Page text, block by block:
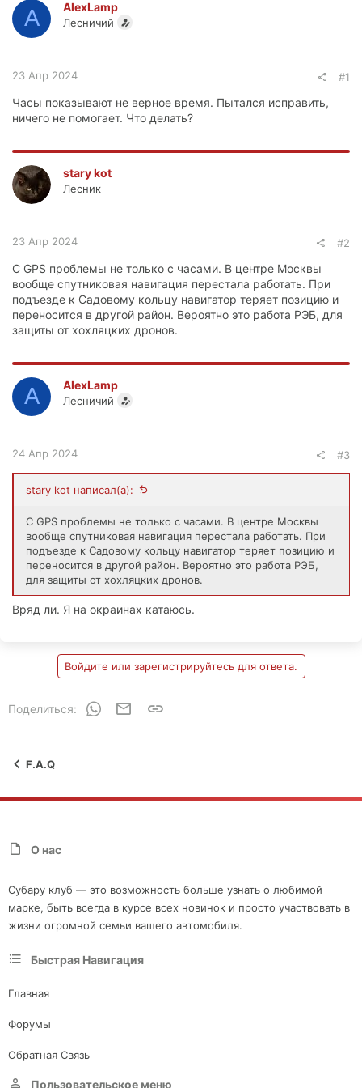
A AlexLamp
Лесничий
23 Апр 2024 #1
Часы показывают не верное время. Пытался исправить,
ничего не помогает. Что делать?
stary kot
Лесник
23 Апр 2024 #2
С GPS проблемы не только с часами. В центре Москвы
вообще спутниковая навигация перестала работать. При
подъезде к Садовому кольцу навигатор теряет позицию и
переносится в другой район. Вероятно это работа РЭБ, для
защиты от хохляцких дронов.
A AlexLamp
Лесничий
24 Апр 2024 #3
stary kot написал(а):
С GPS проблемы не только с часами. В центре Москвы
вообще спутниковая навигация перестала работать. При
подъезде к Садовому кольцу навигатор теряет позицию и
переносится в другой район. Вероятно это работа РЭБ,
для защиты от хохляцких дронов.
Вряд ли. Я на окраинах катаюсь.
Войдите или зарегистрируйтесь для ответа.
Поделиться: WhatsAppЭлектронная почта
F.A.Q
О нас
Субару клуб — это возможность больше узнать о любимой
марке, быть всегда в курсе всех новинок и просто участвовать в
жизни огромной семьи вашего автомобиля.
Быстрая Навигация
Главная
Форумы
Обратная Связь
Пользовательское меню